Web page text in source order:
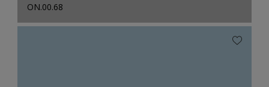
ON.00.68